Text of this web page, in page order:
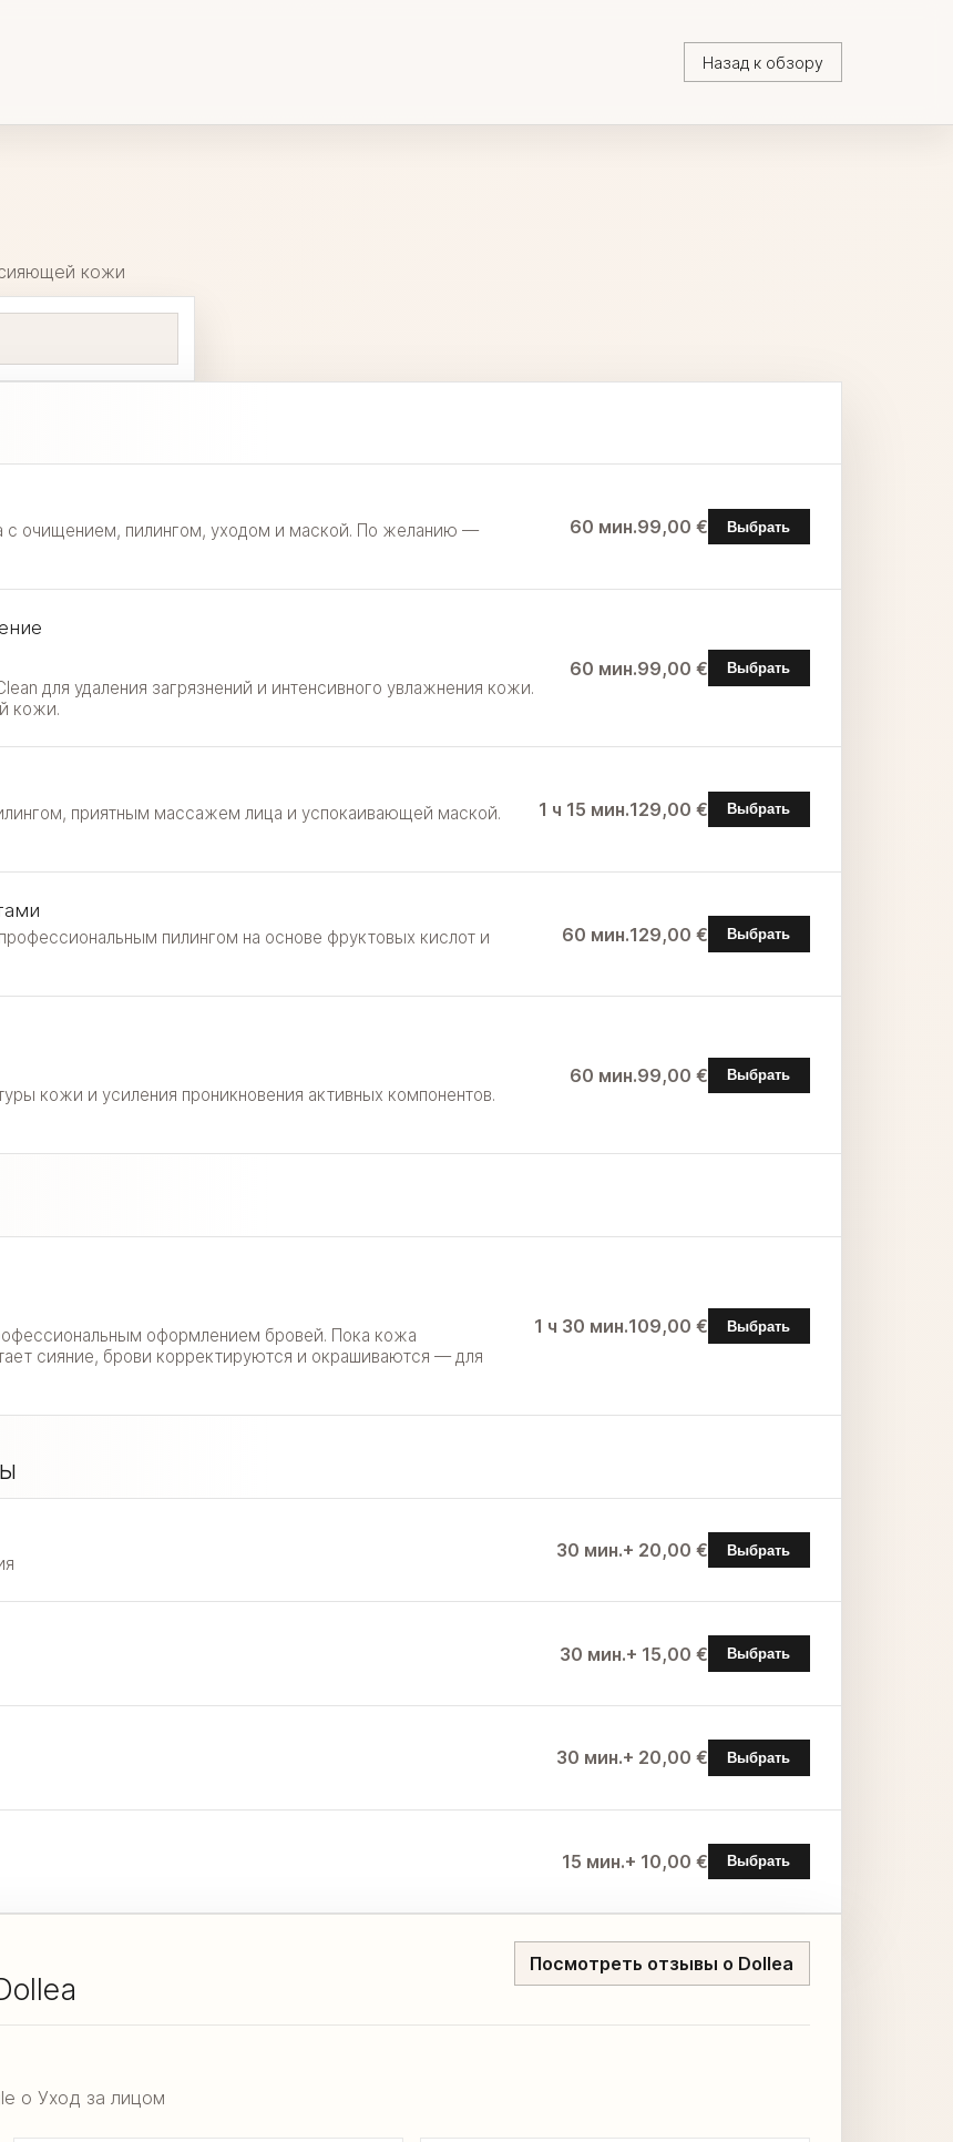
Назад к обзору
кожи
с очищением, пилингом, уходом и маской. По желанию —
60 мин.99,00 € Выбрать
для удаления загрязнений и интенсивного увлажнения кожи.
кожи.
60 мин.99,00 € Выбрать
приятным массажем лица и успокаивающей маской.
1 ч 15 мин.129,00 € Выбрать
пилингом на основе фруктовых кислот и
60 мин.129,00 € Выбрать
кожи и усиления проникновения активных компонентов.
60 мин.99,00 € Выбрать
оформлением бровей. Пока кожа
сияние, брови корректируются и окрашиваются — для
1 ч 30 мин.109,00 € Выбрать
30 мин.+ 20,00 € Выбрать
30 мин.+ 15,00 € Выбрать
30 мин.+ 20,00 € Выбрать
15 мин.+ 10,00 € Выбрать
Посмотреть отзывы о Dollea
о Уход за лицом